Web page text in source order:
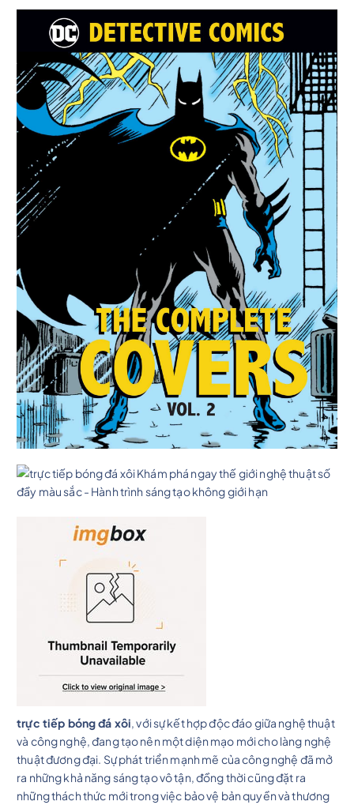
trực tiếp bóng đá xôi , với sự kết hợp độc đáo giữa nghệ thuật
và công nghệ, đang tạo nên một diện mạo mới cho làng nghệ
thuật đương đại. Sự phát triển mạnh mẽ của công nghệ đã mở
ra những khả năng sáng tạo vô tận, đồng thời cũng đặt ra
những thách thức mới trong việc bảo vệ bản quyền và thương